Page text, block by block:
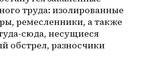
труда: изолированные
ремесленники, а также
сюда, несущиеся
обстрел, разносчики